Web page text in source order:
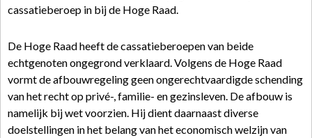
cassatieberoep in bij de Hoge Raad.
De Hoge Raad heeft de cassatieberoepen van beide
echtgenoten ongegrond verklaard. Volgens de Hoge Raad
vormt de afbouwregeling geen ongerechtvaardigde schending
van het recht op privé-, familie- en gezinsleven. De afbouw is
namelijk bij wet voorzien. Hij dient daarnaast diverse
doelstellingen in het belang van het economisch welzijn van